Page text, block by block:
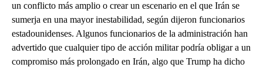
un conflicto más amplio o crear un escenario en el que Irán se
sumerja en una mayor inestabilidad, según dijeron funcionarios
estadounidenses. Algunos funcionarios de la administración han
advertido que cualquier tipo de acción militar podría obligar a un
compromiso más prolongado en Irán, algo que Trump ha dicho